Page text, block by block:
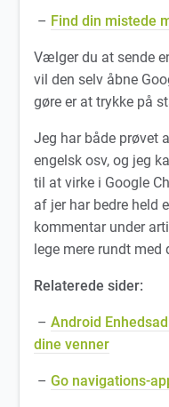
– Find din mistede
Vælger du at sende
vil den selv åbne
gøre er at trykke på
Jeg har både prøvet
engelsk osv, og jeg
til at virke i Google
af jer har bedre held
kommentar under
lege mere rundt med
Relaterede sider:
–Android
dine venner
–Go navigations-